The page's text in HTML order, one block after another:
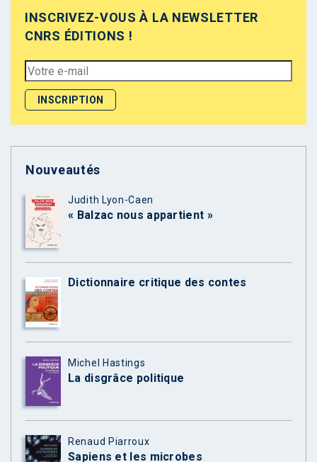
INSCRIVEZ-VOUS À LA NEWSLETTER
CNRS ÉDITIONS !
Nouveautés
Judith Lyon-Caen
« Balzac nous appartient »
Dictionnaire critique des contes
Michel Hastings
La disgrâce politique
Renaud Piarroux
Sapiens et les microbes